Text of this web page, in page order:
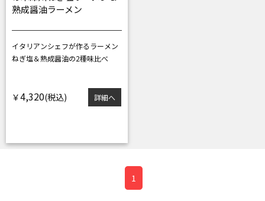
熟成醤油ラーメン
イタリアンシェフが作るラーメン
ねぎ塩＆熟成醤油の2種味比べ
￥4,320 詳細へ
1